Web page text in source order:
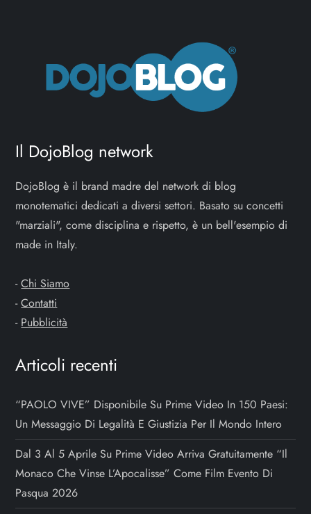
o
n
e
a
r
t
c
o
l
i
Il DojoBlog network
DojoBlog è il brand madre del network di blog
monotematici dedicati a diversi settori. Basato su concetti
"marziali", come disciplina e rispetto, è un bell'esempio di
made in Italy.
-Chi Siamo
-Contatti
- Pubblicità
Articoli recenti
“PAOLO VIVE” Disponibile Su Prime Video In 150 Paesi:
Un Messaggio Di Legalità E Giustizia Per Il Mondo Intero
Dal 3 Al 5 Aprile Su Prime Video Arriva Gratuitamente “Il
Monaco Che Vinse L’Apocalisse” Come Film Evento Di
Pasqua 2026